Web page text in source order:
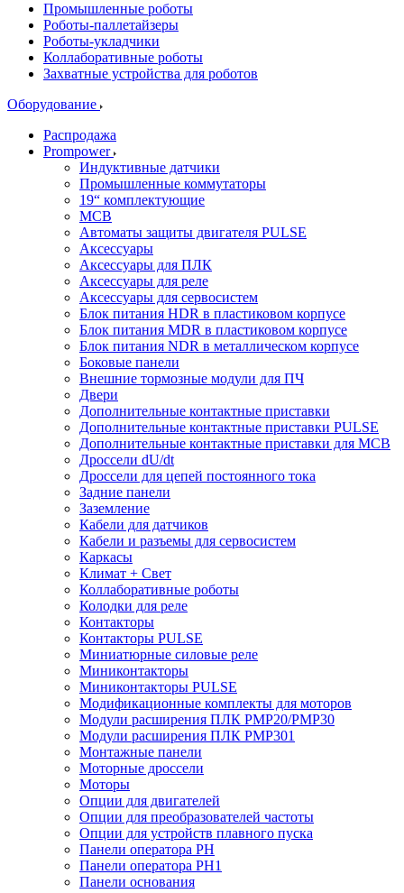
Промышленные роботы
Роботы-паллетайзеры
Роботы-укладчики
Коллаборативные роботы
Захватные устройства для роботов
Оборудование
Распродажа
Prompower
Индуктивные датчики
Промышленные коммутаторы
19“ комплектующие
MCB
Автоматы защиты двигателя PULSE
Аксессуары
Аксессуары для ПЛК
Аксессуары для реле
Аксессуары для сервосистем
Блок питания HDR в пластиковом корпусе
Блок питания MDR в пластиковом корпусе
Блок питания NDR в металлическом корпусе
Боковые панели
Внешние тормозные модули для ПЧ
Двери
Дополнительные контактные приставки
Дополнительные контактные приставки PULSE
Дополнительные контактные приставки для MCB
Дроссели dU/dt
Дроссели для цепей постоянного тока
Задние панели
Заземление
Кабели для датчиков
Кабели и разъемы для сервосистем
Каркасы
Климат + Свет
Коллаборативные роботы
Колодки для реле
Контакторы
Контакторы PULSE
Миниатюрные силовые реле
Миниконтакторы
Миниконтакторы PULSE
Модификационные комплекты для моторов
Модули расширения ПЛК PMP20/PMP30
Модули расширения ПЛК PMP301
Монтажные панели
Моторные дроссели
Моторы
Опции для двигателей
Опции для преобразователей частоты
Опции для устройств плавного пуска
Панели оператора PH
Панели оператора PH1
Панели основания